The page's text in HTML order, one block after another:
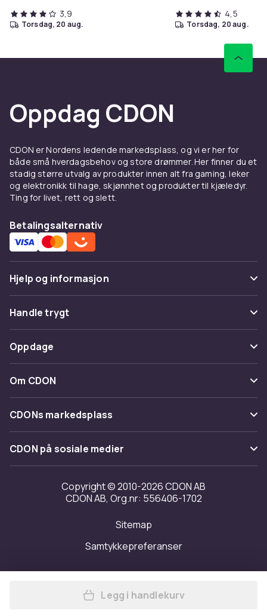
3,9
torsdag, 20 aug.
4,5
torsdag, 20 aug.
Oppdag CDON
CDON er Nordens ledende markedsplass, og vi er her for
både små hverdagsbehov og store drømmer. Her finner du et
stadig større utvalg av produkter innen alt fra gaming, leker
og elektronikk til hage, skjønnhet og produkter til kjæledyr.
Ting for livet, rett og slett.
Betalingsalternativ
Hjelp og informasjon
Vanlige spørsmål
Spor pakke
Angre & returner her
Kontakt oss
Handle trygt
Betaling
Levering
Tilbakekallinger
Oppdage
Kategorier
Varemerker
Om CDON
Om oss
Kundeanmeldelser
Jobbe på CDON
Investor relations
Tilgjengelighet
CDONs markedsplass
Merchant Help Center
CDON på sosiale medier
Copyright © 2010-2026 CDON AB
CDON AB, Org.nr: 556406-1702
Sitemap
Samtykkepreferanser
Legg Sykkelcomputer /
Legg i handlekurv